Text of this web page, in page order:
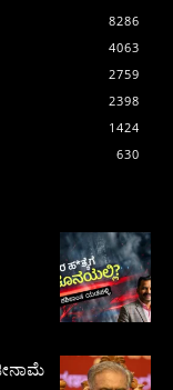
8286
4063
2759
2398
1424
630